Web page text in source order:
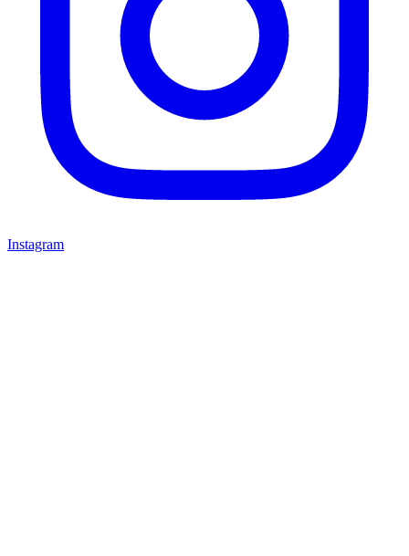
Instagram